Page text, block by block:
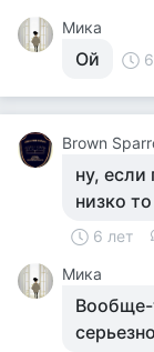
Мика
Ой
Brown
ну, если
низко
6 лет
Мика
Вообще-